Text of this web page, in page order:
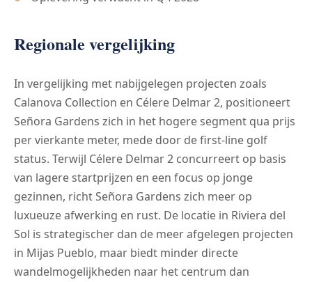
Regionale vergelijking
In vergelijking met nabijgelegen projecten zoals
Calanova Collection en Célere Delmar 2, positioneert
Señora Gardens zich in het hogere segment qua prijs
per vierkante meter, mede door de first-line golf
status. Terwijl Célere Delmar 2 concurreert op basis
van lagere startprijzen en een focus op jonge
gezinnen, richt Señora Gardens zich meer op
luxueuze afwerking en rust. De locatie in Riviera del
Sol is strategischer dan de meer afgelegen projecten
in Mijas Pueblo, maar biedt minder directe
wandelmogelijkheden naar het centrum dan